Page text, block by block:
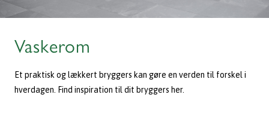
Vaskerom
Et praktisk og lækkert bryggers kan gøre en verden til forskel i
hverdagen. Find inspiration til dit bryggers her.